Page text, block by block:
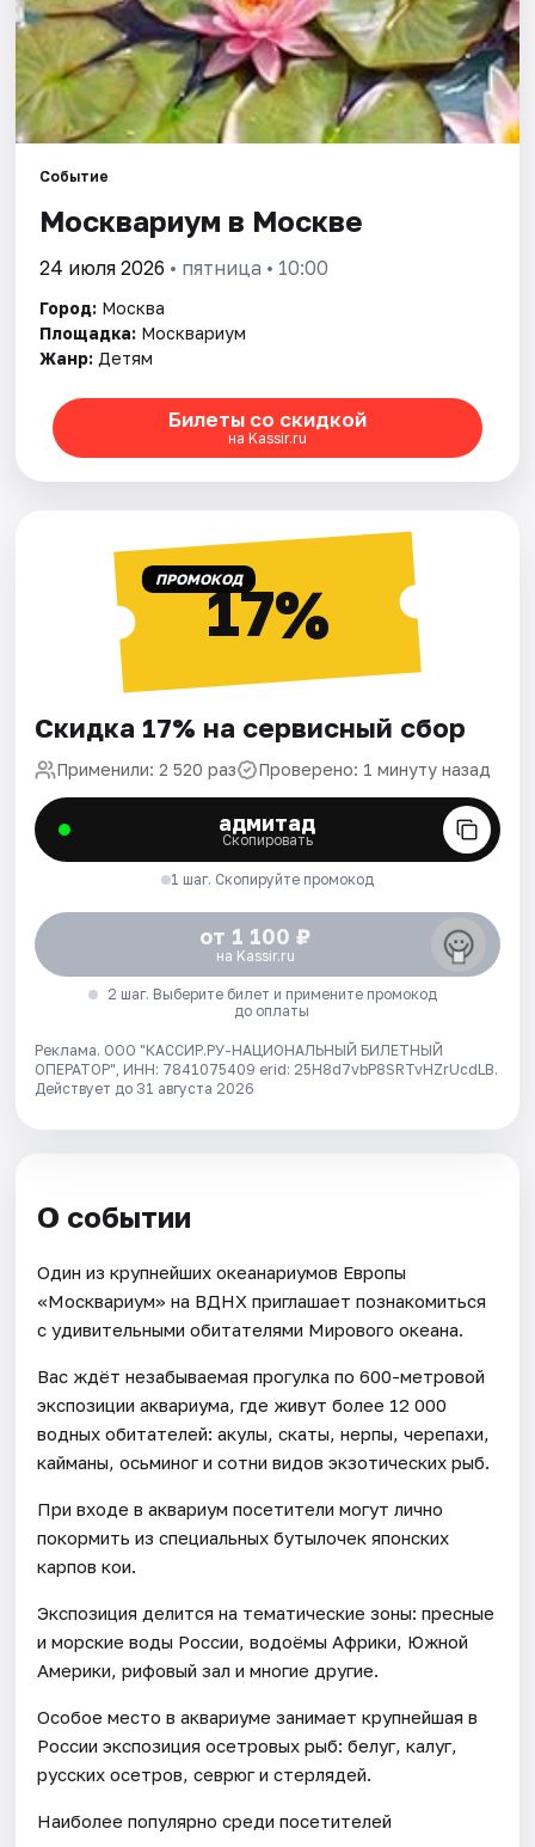
Событие
Москвариум в Москве
24 июля 2026 • пятница • 10:00
Город: Москва
Площадка: Москвариум
Жанр: Детям
Билеты со скидкой
на Kassir.ru
ПРОМОКОД17%
Скидка 17% на сервисный сбор
Применили: 2 520 раз Проверено: 1 минуту назад
адмитад
Скопировать
1 шаг. Скопируйте промокод
от 1 100 ₽
на Kassir.ru
2 шаг. Выберите билет и примените промокод
до оплаты
Реклама. ООО "КАССИР.РУ-НАЦИОНАЛЬНЫЙ БИЛЕТНЫЙ
ОПЕРАТОР", ИНН: 7841075409 erid: 25H8d7vbP8SRTvHZrUcdLB.
Действует до 31 августа 2026
О событии
Один из крупнейших океанариумов Европы
«Москвариум» на ВДНХ приглашает познакомиться
с удивительными обитателями Мирового океана.
Вас ждёт незабываемая прогулка по 600-метровой
экспозиции аквариума, где живут более 12 000
водных обитателей: акулы, скаты, нерпы, черепахи,
кайманы, осьминог и сотни видов экзотических рыб.
При входе в аквариум посетители могут лично
покормить из специальных бутылочек японских
карпов кои.
Экспозиция делится на тематические зоны: пресные
и морские воды России, водоёмы Африки, Южной
Америки, рифовый зал и многие другие.
Особое место в аквариуме занимает крупнейшая в
России экспозиция осетровых рыб: белуг, калуг,
русских осетров, севрюг и стерлядей.
Наиболее популярно среди посетителей